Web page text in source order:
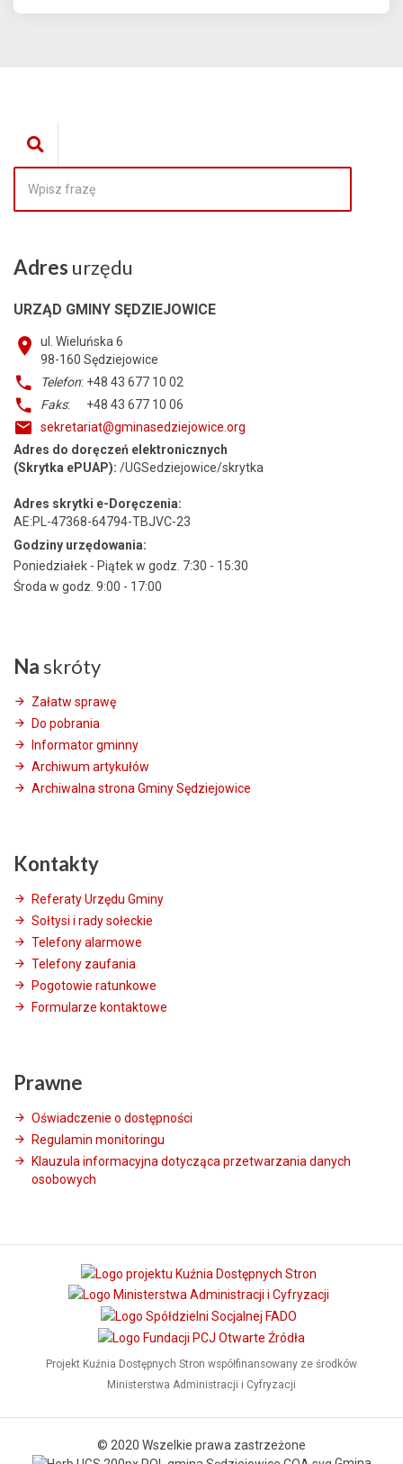
Adres urzędu
URZĄD GMINY SĘDZIEJOWICE
ul. Wieluńska 6
98-160 Sędziejowice
Telefon: +48 43 677 10 02
Faks: +48 43 677 10 06
sekretariat@gminasedziejowice.org
Adres do doręczeń elektronicznych
(Skrytka ePUAP): /UGSedziejowice/skrytka
Adres skrytki e-Doręczenia:
AE:PL-47368-64794-TBJVC-23
Godziny urzędowania:
Poniedziałek - Piątek w godz. 7:30 - 15:30
Środa w godz. 9:00 - 17:00
Na skróty
Załatw sprawę
Do pobrania
Informator gminny
Archiwum artykułów
Archiwalna strona Gminy Sędziejowice
Kontakty
Referaty Urzędu Gminy
Sołtysi i rady sołeckie
Telefony alarmowe
Telefony zaufania
Pogotowie ratunkowe
Formularze kontaktowe
Prawne
Oświadczenie o dostępności
Regulamin monitoringu
Klauzula informacyjna dotycząca przetwarzania danych
osobowych
Projekt Kuźnia Dostępnych Stron współfinansowany ze środków
Ministerstwa Administracji i Cyfryzacji
© 2020 Wszelkie prawa zastrzeżone